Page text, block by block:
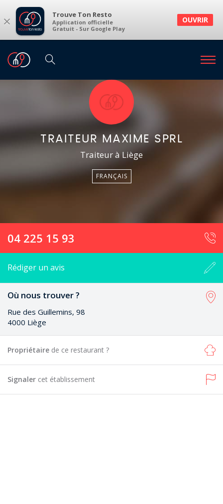
× Trouve Ton Resto
Application officielle
Gratuit - Sur Google Play
OUVRIR
TRAITEUR MAXIME SPRL
Traiteur à Liège
FRANÇAIS
04 225 15 93
Rédiger un avis
Où nous trouver ?
Rue des Guillemins, 98
4000 Liège
Propriétaire de ce restaurant ?
Signaler cet établissement